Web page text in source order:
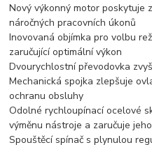
Nový výkonný motor poskytuje
náročných pracovních úkonů
Inovovaná objímka pro volbu
zaručující optimální výkon
Dvourychlostní převodovka
Mechanická spojka zlepšuje
ochranu obsluhy
Odolné rychloupínací ocelové
výměnu nástroje a zaručuje
Spouštěcí spínač s plynulou